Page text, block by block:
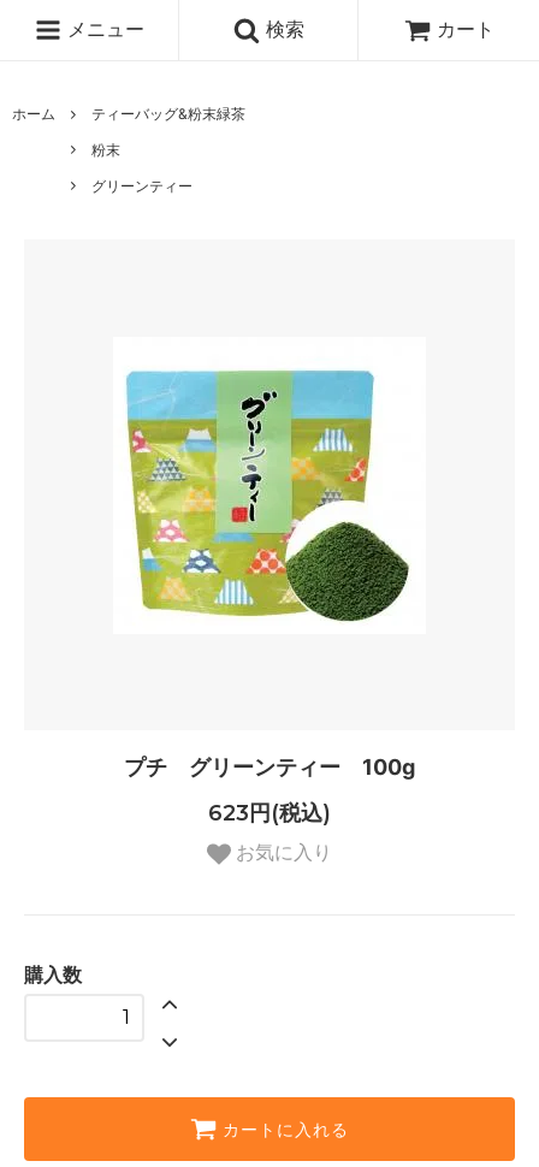
メニュー 検索 カート
ホーム
ティーバッグ&粉末緑茶
粉末
グリーンティー
プチ グリーンティー 100g
623円(税込)
お気に入り
購入数
カートに入れる